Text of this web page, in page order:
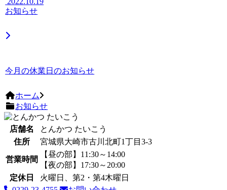
お知らせ
今月の休業日のお知らせ
ホーム
お知らせ
店舗名
とんかつ たいこう
住所
宮城県大崎市古川北町1丁目3-3
営業時間
【昼の部】11:30～14:00
【夜の部】17:30～20:00
定休日
火曜日、第2・第4木曜日